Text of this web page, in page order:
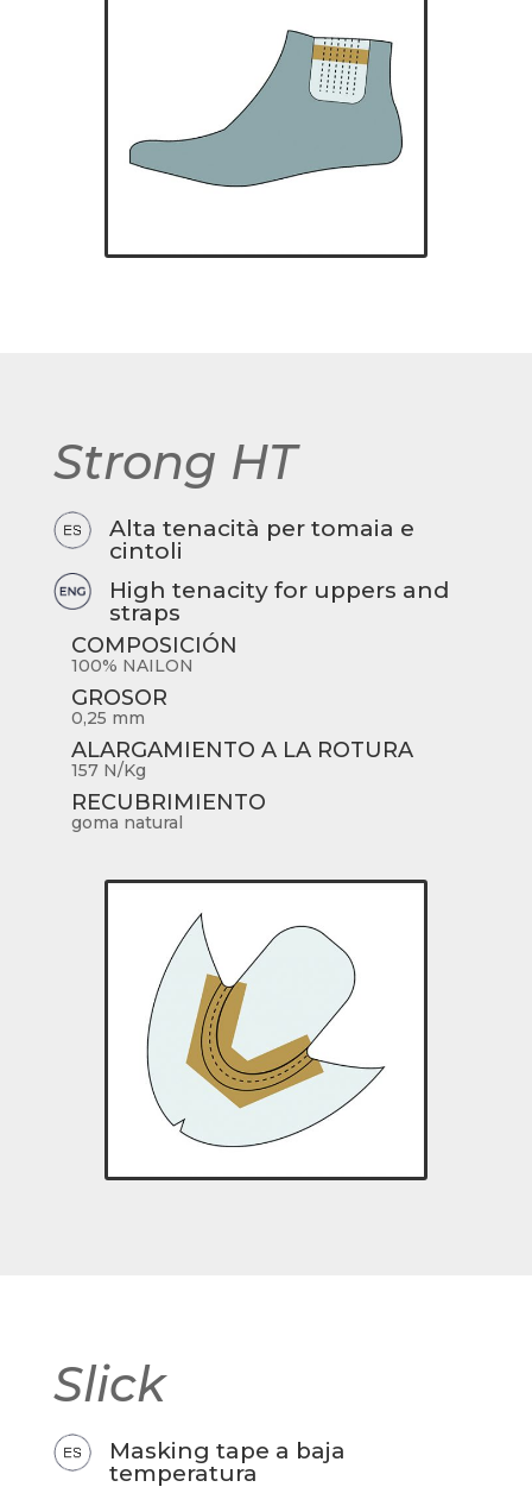
Strong HT
Alta tenacità per tomaia e
cintoli
High tenacity for uppers and
straps
COMPOSICIÓN
100% NAILON
GROSOR
0,25 mm
ALARGAMIENTO A LA ROTURA
157 N/Kg
RECUBRIMIENTO
goma natural
Slick
Masking tape a baja
temperatura